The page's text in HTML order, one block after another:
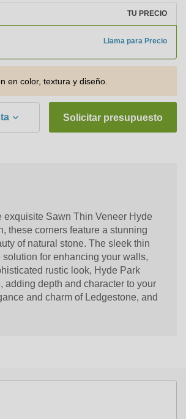
TU PRECIO
Llama para Precio
en color, textura y diseño.
Solicitar presupuesto
exquisite Sawn Thin Veneer Hyde
these corners feature a stunning
of natural stone. The sleek thin
for enhancing your walls,
rustic look, Hyde Park
adding depth and character to your
and charm of Ledgestone, and